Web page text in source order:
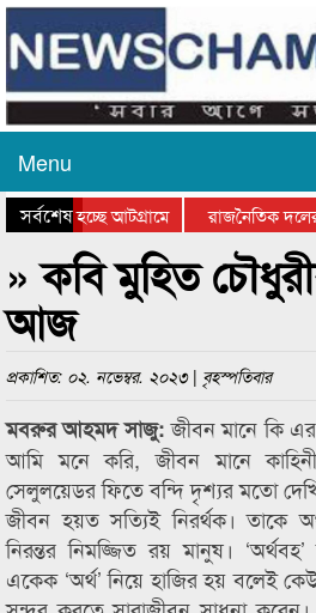
Menu
সর্বশেষ
হচ্ছে আটগ্রামে
রাজনৈতিক দলের
পুরস্কার বিতরণ সম্পন্ন
সিলেটে
» কবি মুহিত
আজ
প্রকাশিত: ০২. নভেম্বর. ২০২৩ | বৃহস্পতিবার
মবরুর আহমদ সাজু:জীবন মানে কি
আমি মনে করি, জীবন মানে
সেলুলয়েডর ফিতে বন্দি দৃশ্যর মতো
জীবন হয়ত সত্যিই নিরর্থক। তাকে
নিরন্তর নিমজ্জিত রয় মানুষ।
একেক ‘অর্থ’ নিয়ে হাজির হয় বলেই